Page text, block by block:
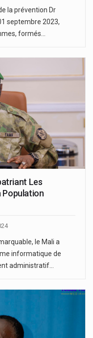
la prévention Dr
septembre 2023,
formés…
Les
Population
le Mali a
informatique de
administratif…